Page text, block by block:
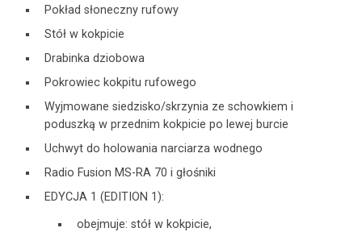
Pokład słoneczny rufowy
Stół w kokpicie
Drabinka dziobowa
Pokrowiec kokpitu rufowego
Wyjmowane siedzisko/skrzynia ze schowkiem i
poduszką w przednim kokpicie po lewej burcie
Uchwyt do holowania narciarza wodnego
Radio Fusion MS-RA 70 i głośniki
EDYCJA 1 (EDITION 1):
obejmuje: stół w kokpicie,